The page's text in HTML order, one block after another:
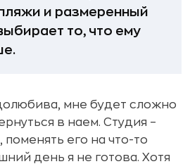
и размеренный
то, что ему
мне будет сложно
в наем. Студия –
его на что-то
день я не готова. Хотя